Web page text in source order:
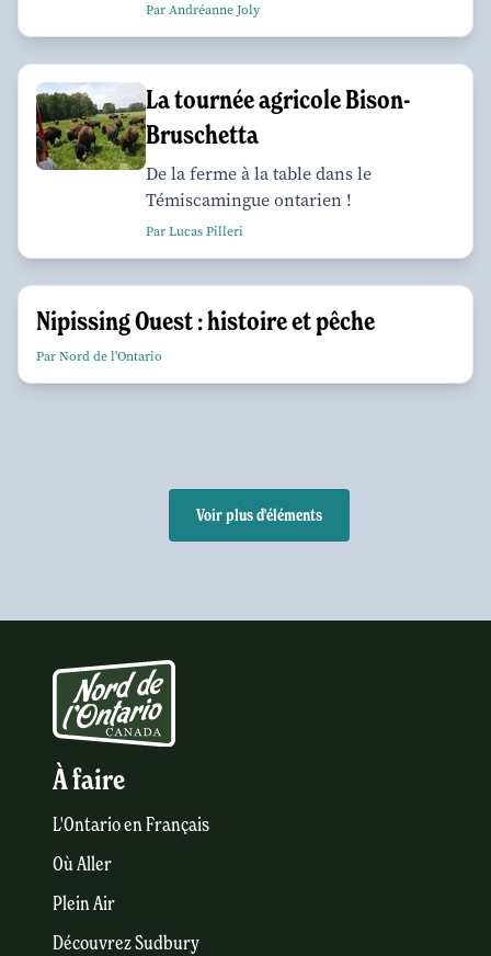
Par Andréanne Joly
La tournée agricole Bison-
Bruschetta
De la ferme à la table dans le
Témiscamingue ontarien !
Par Lucas Pilleri
Nipissing Ouest : histoire et pêche
Par Nord de l'Ontario
Voir plus d'éléments
À faire
L'Ontario en Français
Où Aller
Plein Air
Découvrez Sudbury